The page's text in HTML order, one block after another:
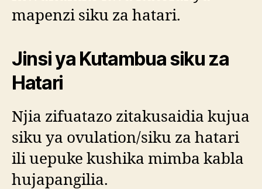
mapenzi siku za hatari.
Jinsi ya Kutambua siku za
Hatari
Njia zifuatazo zitakusaidia kujua
siku ya ovulation/siku za hatari
ili uepuke kushika mimba kabla
hujapangilia.